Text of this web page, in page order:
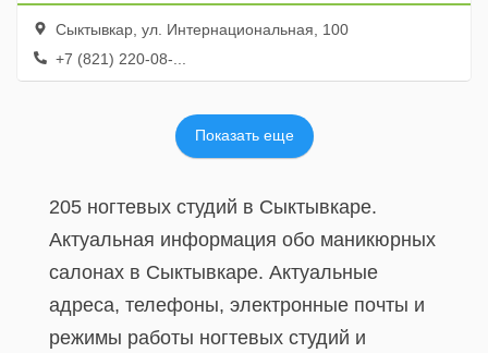
Сыктывкар, ул. Интернациональная, 100
+7 (821) 220-08-...
Показать еще
205 ногтевых студий в Сыктывкаре.
Актуальная информация обо маникюрных
салонах в Сыктывкаре. Актуальные
адреса, телефоны, электронные почты и
режимы работы ногтевых студий и